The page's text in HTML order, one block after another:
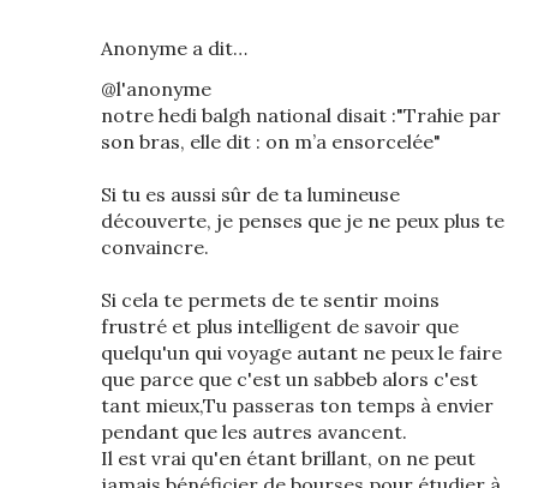
Anonyme a dit…
@l'anonyme
notre hedi balgh national disait :"Trahie par
son bras, elle dit : on m’a ensorcelée"
Si tu es aussi sûr de ta lumineuse
découverte, je penses que je ne peux plus te
convaincre.
Si cela te permets de te sentir moins
frustré et plus intelligent de savoir que
quelqu'un qui voyage autant ne peux le faire
que parce que c'est un sabbeb alors c'est
tant mieux,Tu passeras ton temps à envier
pendant que les autres avancent.
Il est vrai qu'en étant brillant, on ne peut